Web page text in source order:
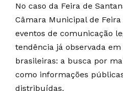
No caso da Feira de
Câmara Municipal de Feira
eventos de comunicação
tendência já observada
brasileiras: a busca por
como informações
distribuídas.